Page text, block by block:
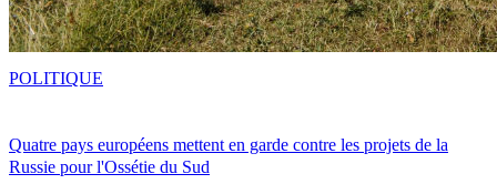
Quatre pays européens mettent en garde contre les projets de la
Russie pour l'Ossétie du Sud
POLITIQUE